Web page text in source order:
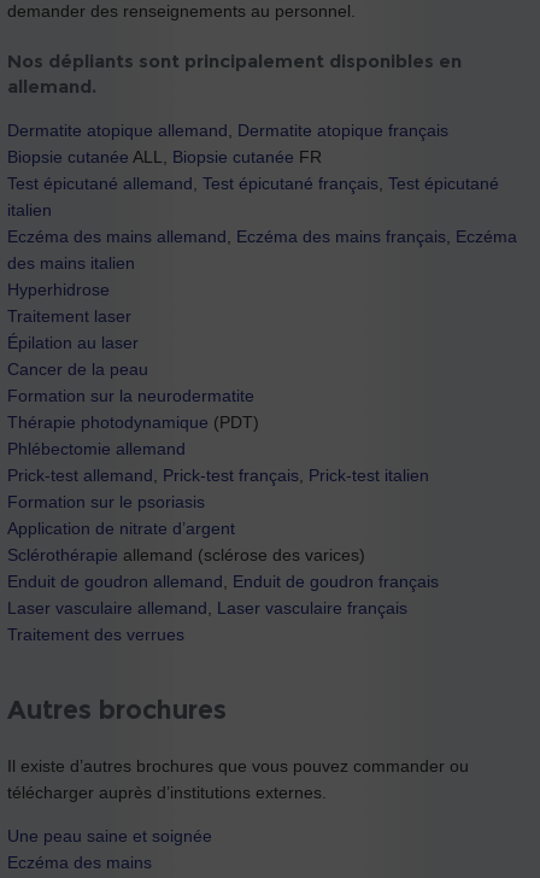
demander des renseignements au personnel.
Nos dépliants sont principalement disponibles en
allemand.
Dermatite atopique allemand, Dermatite atopique français
Biopsie cutanée ALL, Biopsie cutanée FR
Test épicutané allemand, Test épicutané français, Test épicutané
italien
Eczéma des mains allemand, Eczéma des mains français, Eczéma
des mains italien
Hyperhidrose
Traitement laser
Épilation au laser
Cancer de la peau
Formation sur la neurodermatite
Thérapie photodynamique (PDT)
Phlébectomie allemand
Prick-test allemand, Prick-test français, Prick-test italien
Formation sur le psoriasis
Application de nitrate d’argent
Sclérothérapie allemand (sclérose des varices)
Enduit de goudron allemand, Enduit de goudron français
Laser vasculaire allemand, Laser vasculaire français
Traitement des verrues
Autres brochures
Il existe d’autres brochures que vous pouvez commander ou
télécharger auprès d’institutions externes.
Une peau saine et soignée
Eczéma des mains